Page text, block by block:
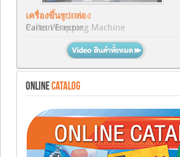
เครื่องขึ้นรูปกล่อง
Carton Erector
ONLINECATALOG